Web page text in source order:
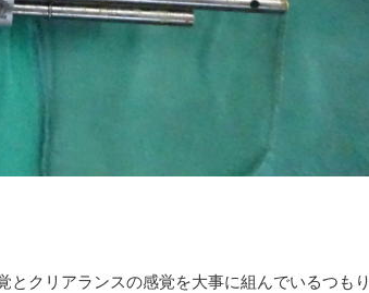
クリアランスの感覚を大事に組んでいるつもり